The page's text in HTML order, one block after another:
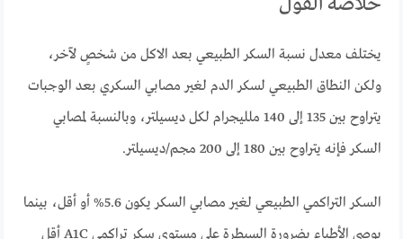
يختلف معدل نسبة السكر الطبيعي بعد الاكل من شخصٍ لآخر،
ولكن النطاق الطبيعي لسكر الدم لغير مصابي السكري بعد الوجبات
يتراوح بين 135 إلى 140 ملليجرام لكل ديسيلتر، وبالنسبة لمصابي
السكر فإنه يتراوح بين 180 إلى 200 مجم/ديسيلتر.
السكر التراكمي الطبيعي لغير مصابي السكر يكون 5.6% أو أقل، بينما
يوصي الأطباء بضرورة السيطرة على مستوى سكر تراكمي A1C أقل